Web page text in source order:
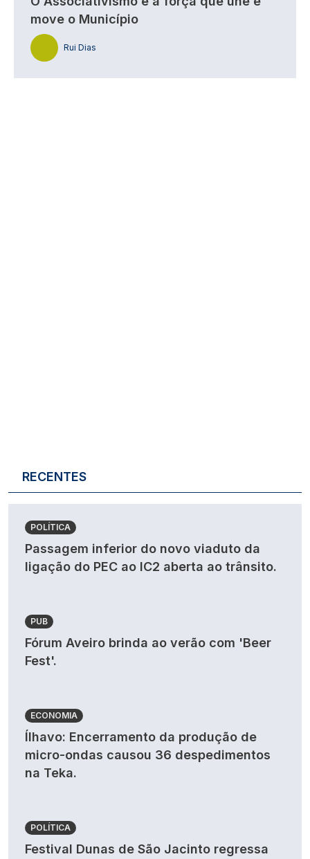
move o Município
Rui Dias
RECENTES
POLÍTICA
Passagem inferior do novo viaduto da
ligação do PEC ao IC2 aberta ao trânsito.
PUB
Fórum Aveiro brinda ao verão com 'Beer
Fest'.
ECONOMIA
Ílhavo: Encerramento da produção de
micro-ondas causou 36 despedimentos
na Teka.
POLÍTICA
Festival Dunas de São Jacinto regressa